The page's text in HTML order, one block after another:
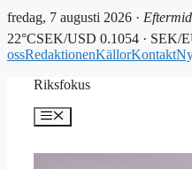
fredag, 7 augusti 2026 ·
22°CSEK/USD 0.1054 · SEK/
ossRedaktionenKällorKontakt
Riksfokus
Meny